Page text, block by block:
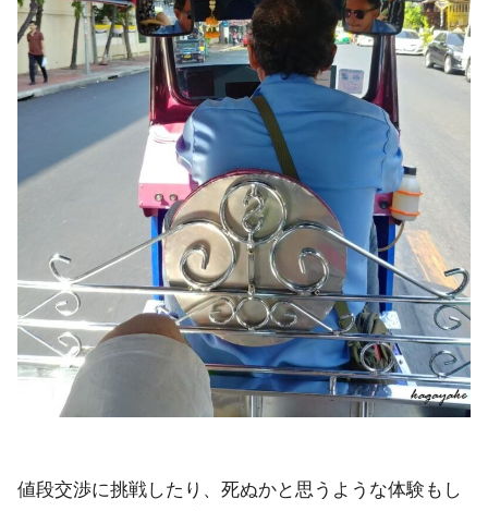
値段交渉に挑戦したり、死ぬかと思うような体験もし